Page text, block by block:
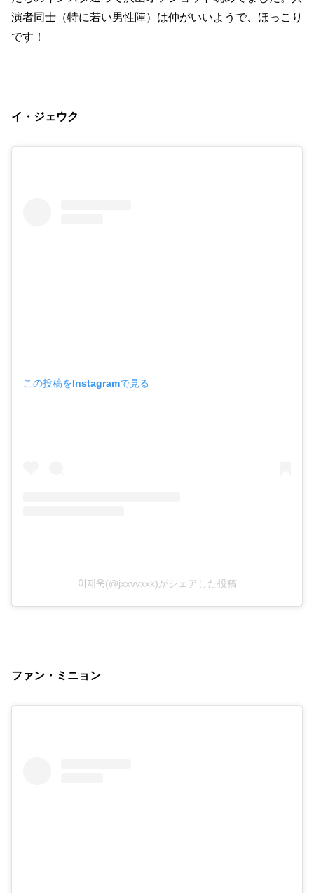
演者同士（特に若い男性陣）は仲がいいようで、ほっこり
です！
イ・ジェウク
この投稿をInstagramで見る
이재욱(@jxxvvxxk)がシェアした投稿
ファン・ミニョン